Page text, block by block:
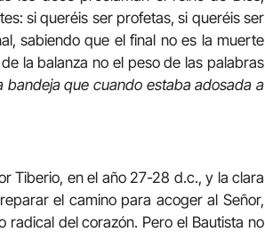
si queréis ser profetas, si queréis ser
sabiendo que el final no es la muerte
la balanza no el peso de las palabras
bandeja que cuando estaba adosada a
Tiberio, en el año 27-28 d.c., y la clara
el camino para acoger al Señor,
del corazón. Pero el Bautista no